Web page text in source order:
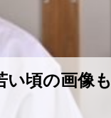
い頃の画像も